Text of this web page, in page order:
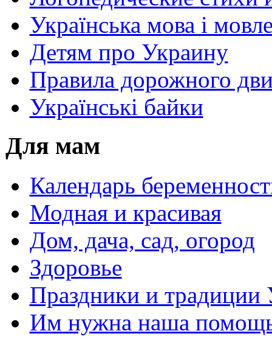
Українська мова і
Детям про Украину
Правила дорожного
Українські байки
Для мам
Календарь
Модная и красивая
Дом, дача, сад, огород
Здоровье
Праздники и традиции
Им нужна наша